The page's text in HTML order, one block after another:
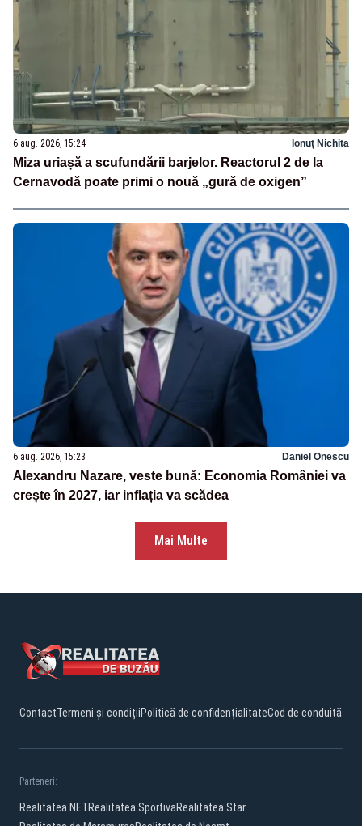
6 aug. 2026, 15:24 Ionuț Nichita
Miza uriașă a scufundării barjelor. Reactorul 2 de la
Cernavodă poate primi o nouă „gură de oxigen”
6 aug. 2026, 15:23 Daniel Onescu
Alexandru Nazare, veste bună: Economia României va
crește în 2027, iar inflația va scădea
Mai Multe
ContactTermeni și condițiiPolitică de confidențialitateCod de conduită
Parteneri:
Realitatea.NETRealitatea SportivaRealitatea Star